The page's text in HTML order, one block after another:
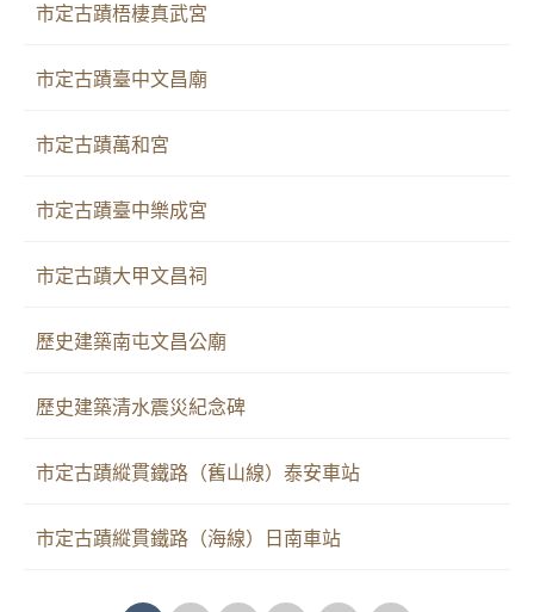
市定古蹟梧棲真武宮
市定古蹟臺中文昌廟
市定古蹟萬和宮
市定古蹟臺中樂成宮
市定古蹟大甲文昌祠
歷史建築南屯文昌公廟
歷史建築清水震災紀念碑
市定古蹟縱貫鐵路（舊山線）泰安車站
市定古蹟縱貫鐵路（海線）日南車站